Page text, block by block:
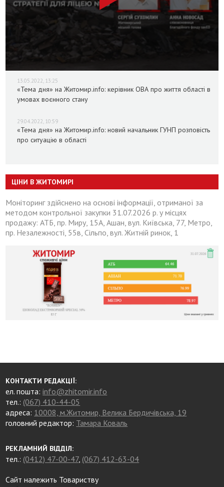
13.05.2022, 13:25
«Тема дня» на Житомир.info: керівник ОВА про життя області в
умовах воєнного стану
29.04.2022, 10:59
«Тема дня» на Житомир.info: новий начальник ГУНП розповість
про ситуацію в області
ЦІНИ В ЖИТОМИРІ
Моніторинг здійснено на основі інформації, отриманої за
методом контрольної закупки 31.07.2026 р. у місцях
продажу: АТБ, пр. Миру, 15А, Ашан, вул. Київська, 77, Метро,
пр. Незалежності, 55в, Сільпо, вул. Житній ринок, 1
КОНТАКТИ РЕДАКЦІЇ:
ел. пошта:info@zhitomir.info
тел.: (067) 410-44-05
адреса: 10008, м.Житомир, Велика Бердичівська, 19
головний редактор: Тамара Коваль
РЕКЛАМНИЙ ВІДДІЛ:
тел.: (0412) 47-00-47, (067) 412-63-04
Сайт належить Товариству